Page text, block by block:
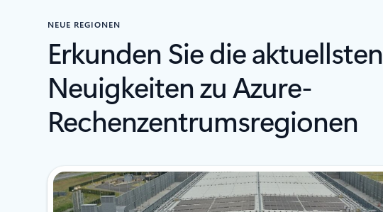
NEUE REGIONEN
Erkunden Sie die aktuellsten
Neuigkeiten zu Azure-
Rechenzentrumsregionen